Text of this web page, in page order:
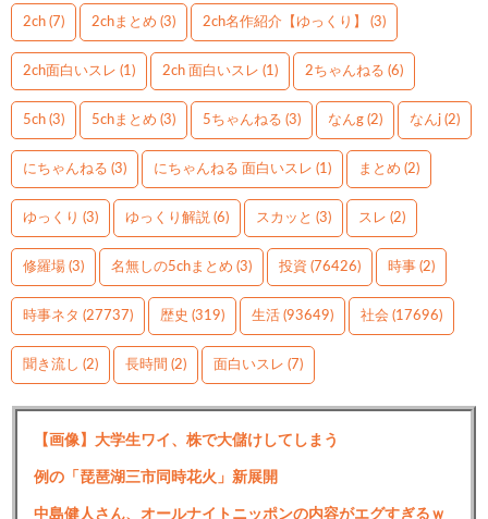
2ch (7) 2chまとめ (3) 2ch名作紹介【ゆっくり】 (3)
2ch面白いスレ (1) 2ch 面白いスレ (1) 2ちゃんねる (6)
5ch (3) 5chまとめ (3) 5ちゃんねる (3) なんg (2) なんj (2)
にちゃんねる (3) にちゃんねる 面白いスレ (1) まとめ (2)
ゆっくり (3) ゆっくり解説 (6) スカッと (3) スレ (2)
修羅場 (3) 名無しの5chまとめ (3) 投資 (76426) 時事 (2)
時事ネタ (27737) 歴史 (319) 生活 (93649) 社会 (17696)
聞き流し (2) 長時間 (2) 面白いスレ (7)
【画像】大学生ワイ、株で大儲けしてしまう
例の「琵琶湖三市同時花火」新展開
中島健人さん、オールナイトニッポンの内容がエグすぎるｗ